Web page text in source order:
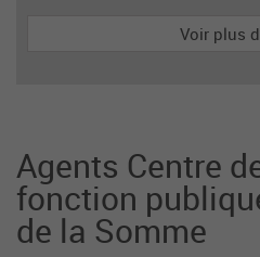
des collections. Il assure
Voir plus
Agents Centre
fonction
de la Somme